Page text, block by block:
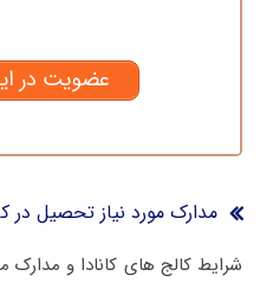
عضویت در
مدارک مورد نیاز تحصیل در
شرایط کالج های کانادا و